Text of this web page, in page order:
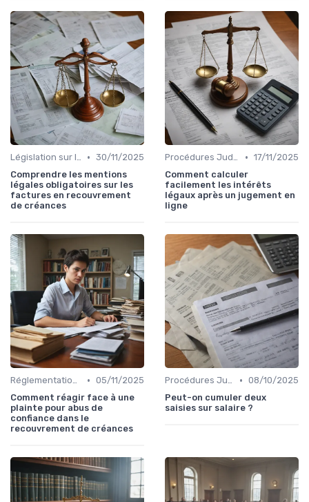
Législation sur le Recouvrement de Créances • 30/11/2025
Comprendre les mentions
légales obligatoires sur les
factures en recouvrement
de créances
Procédures Judiciaires et Contentieuses • 17/11/2025
Comment calculer
facilement les intérêts
légaux après un jugement en
ligne
Réglementations sur le Harcèlement de Créanciers • 05/11/2025
Comment réagir face à une
plainte pour abus de
confiance dans le
recouvrement de créances
Procédures Judiciaires et Contentieuses • 08/10/2025
Peut-on cumuler deux
saisies sur salaire ?